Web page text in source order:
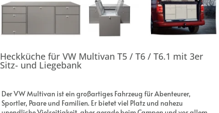
Heckküche für VW Multivan T5 / T6 / T6.1 mit 3er
Sitz- und Liegebank
Der VW Multivan ist ein großartiges Fahrzeug für Abenteurer,
Sportler, Paare und Familien. Er bietet viel Platz und nahezu